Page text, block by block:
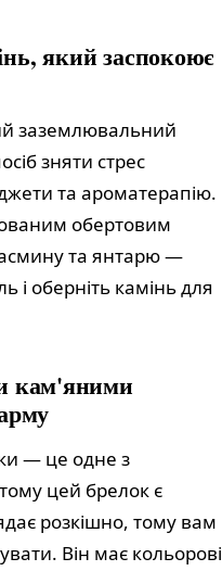
який заспокоює
заземлювальний
зняти стрес
та ароматерапію.
обертовим
та янтарю —
і оберніть камінь для
кам'яними
— це одне з
цей брелок є
розкішно, тому вам
Він має кольорові